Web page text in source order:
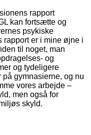
rapport
kan fortsætte og
psykiske
rapport er i mine øjne i
til noget, man
og
og tydeligere
på gymnasierne, og nu
vores arbejde –
men også for
skyld.